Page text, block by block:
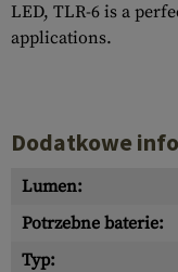
LED, TLR-6 is a
applications.
Dodatkowe
Lumen:
Potrzebne baterie:
Typ: